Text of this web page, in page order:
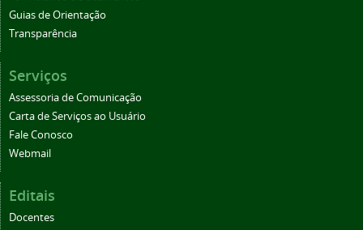
Guias de Orientação
Transparência
Serviços
Assessoria de Comunicação
Carta de Serviços ao Usuário
Fale Conosco
Webmail
Editais
Docentes